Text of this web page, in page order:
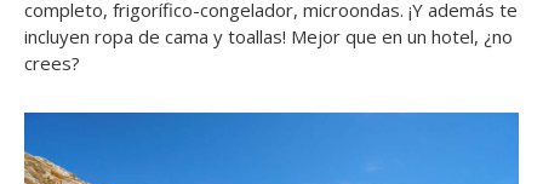
completo, frigorífico-congelador, microondas. ¡Y además te
incluyen ropa de cama y toallas! Mejor que en un hotel, ¿no
crees?